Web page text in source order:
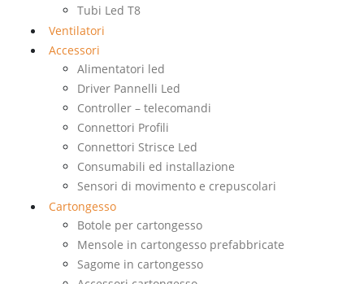
Tubi Led T8
Ventilatori
Accessori
Alimentatori led
Driver Pannelli Led
Controller – telecomandi
Connettori Profili
Connettori Strisce Led
Consumabili ed installazione
Sensori di movimento e crepuscolari
Cartongesso
Botole per cartongesso
Mensole in cartongesso prefabbricate
Sagome in cartongesso